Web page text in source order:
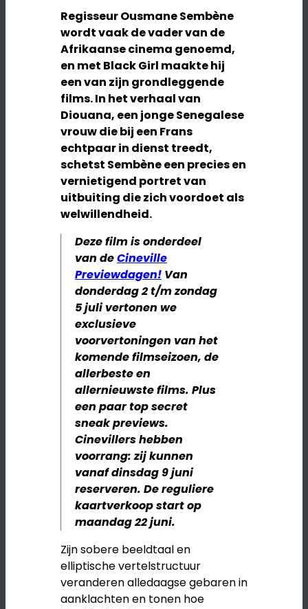
Regisseur Ousmane Sembène
wordt vaak de vader van de
Afrikaanse cinema genoemd,
en met Black Girl maakte hij
een van zijn grondleggende
films. In het verhaal van
Diouana, een jonge Senegalese
vrouw die bij een Frans
echtpaar in dienst treedt,
schetst Sembène een precies en
vernietigend portret van
uitbuiting die zich voordoet als
welwillendheid.
Deze film is onderdeel
van deCineville
Previewdagen! Van
donderdag 2 t/m zondag
5 juli vertonen we
exclusieve
voorvertoningen van het
komende filmseizoen, de
allerbeste en
allernieuwste films. Plus
een paartop secret
sneak previews.
Cinevillers hebben
voorrang: zij kunnen
vanaf dinsdag 9 juni
reserveren. De reguliere
kaartverkoop start op
maandag 22 juni.
Zijn sobere beeldtaal en
elliptische vertelstructuur
veranderen alledaagse gebaren in
aanklachten en tonen hoe